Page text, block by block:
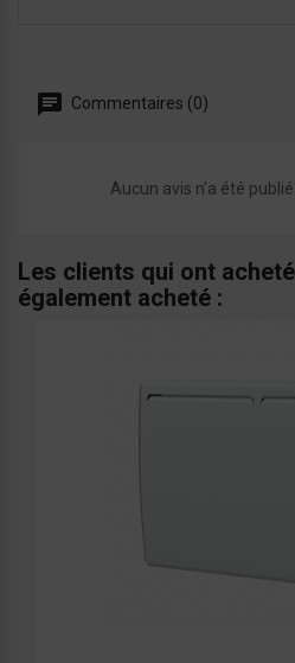
Commentaires (0)
Aucun avis n'a été
Les clients qui ont
également acheté :